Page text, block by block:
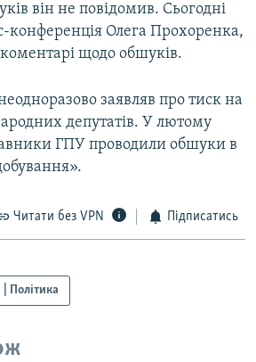
він не повідомив. Сьогодні
конференція Олега Прохоренка,
щодо обшуків.
заявляв про тиск на
депутатів. У лютому
ГПУ проводили обшуки в
Читати без VPN Підписатись
Політика